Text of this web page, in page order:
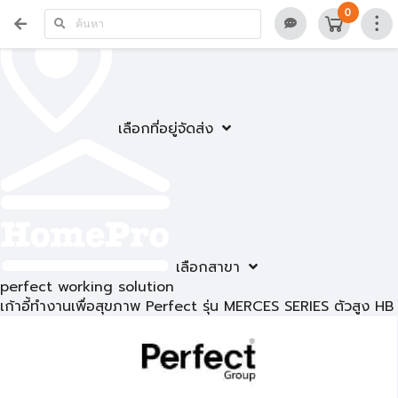
เลือกที่อยู่จัดส่ง
เลือกสาขา
0
perfect working solution
เก้าอี้ทำงานเพื่อสุขภาพ Perfect รุ่น MERCES SERIES ตัวสูง HB